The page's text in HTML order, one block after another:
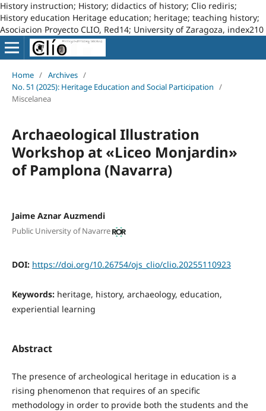
History instruction; History; didactics of history; Clio rediris;
History education Heritage education; heritage; teaching history;
Asociacion Proyecto CLIO, Red14; University of Zaragoza, index210
Home / Archives /
No. 51 (2025): Heritage Education and Social Participation /
Miscelanea
Archaeological Illustration
Workshop at «Liceo Monjardin»
of Pamplona (Navarra)
Jaime Aznar Auzmendi
Public University of Navarre
DOI: https://doi.org/10.26754/ojs_clio/clio.20255110923
Keywords: heritage, history, archaeology, education,
experiential learning
Abstract
The presence of archeological heritage in education is a
rising phenomenon that requires of an specific
methodology in order to provide both the students and the